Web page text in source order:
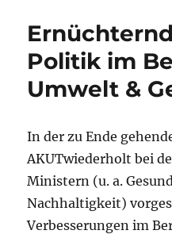
Politik im
Umwelt &
In der zu Ende
AKUTwiederholt bei
Ministern (u. a.
Nachhaltigkeit)
Verbesserungen im